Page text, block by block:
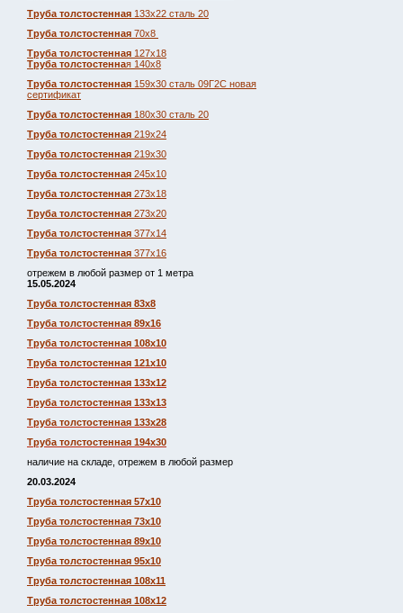
Труба толстостенная 133х22 сталь 20
Труба толстостенная 70х8
Труба толстостенная 127х18
Труба толстостенная 140х8
Труба толстостенная 159х30 сталь 09Г2С новая
сертификат
Труба толстостенная 180х30 сталь 20
Труба толстостенная 219х24
Труба толстостенная 219х30
Труба толстостенная 245х10
Труба толстостенная 273х18
Труба толстостенная 273х20
Труба толстостенная 377х14
Труба толстостенная 377х16
отрежем в любой размер от 1 метра
15.05.2024
Труба толстостенная 83х8
Труба толстостенная 89х16
Труба толстостенная 108х10
Труба толстостенная 121х10
Труба толстостенная 133х12
Труба толстостенная 133х13
Труба толстостенная 133х28
Труба толстостенная 194х30
наличие на складе, отрежем в любой размер
20.03.2024
Труба толстостенная 57х10
Труба толстостенная 73х10
Труба толстостенная 89х10
Труба толстостенная 95х10
Труба толстостенная 108х11
Труба толстостенная 108х12